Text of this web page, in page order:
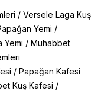
/ Versele Laga Kuş
Yemi /
Yemi / Muhabbet
/ Papağan Kafesi
Kuş Kafesi /